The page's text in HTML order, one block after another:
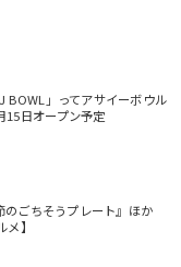
BOWL」ってアサイーボウル
15日オープン予定
のごちそうプレート』ほか
】